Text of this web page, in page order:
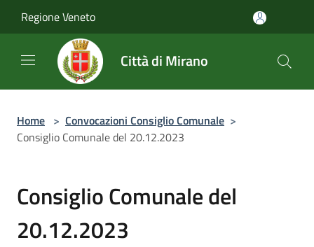
Regione Veneto
Città di Mirano
Home > Convocazioni Consiglio Comunale >
Consiglio Comunale del 20.12.2023
Consiglio Comunale del
20.12.2023